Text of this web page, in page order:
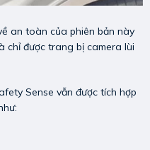
an toàn của phiên bản này
chỉ được trang bị camera lùi
Sense vẫn được tích hợp